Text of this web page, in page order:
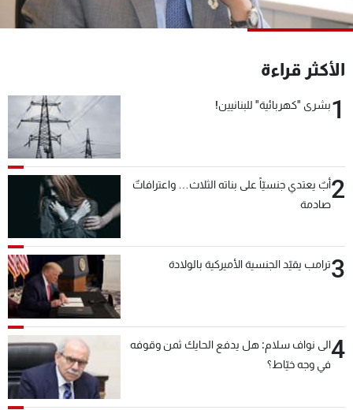
الأكثر قراءة
1بشرى "كهربائية" للبنانيين!
2أبٌ يعتدي جنسيّاً على بناته الثلاث… واعترافاتٌ
صادمة
3ترامب يقيّد الجنسية الأميركية بالولادة
4الى نواف سلام: هل يدفع الحايك ثمن وقوفه
في وجه خيّاط؟
جدول البرامج
شاهد البرامج
عن MTV
الإنـتـاج
سياسة الخصوصية